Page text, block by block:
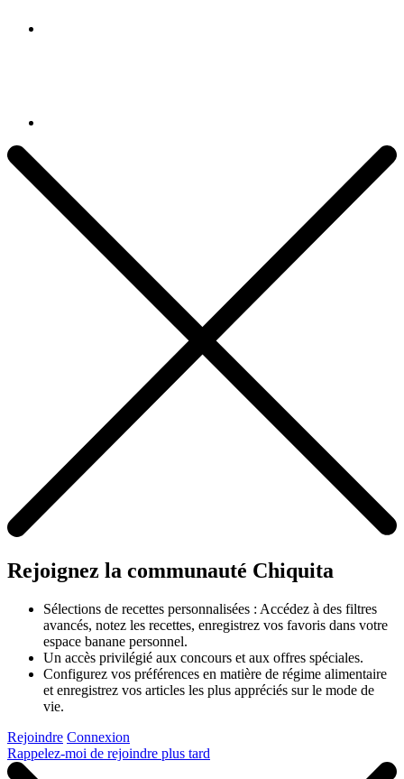
Rejoignez la communauté Chiquita
Sélections de recettes personnalisées : Accédez à des filtres
avancés, notez les recettes, enregistrez vos favoris dans votre
espace banane personnel.
Un accès privilégié aux concours et aux offres spéciales.
Configurez vos préférences en matière de régime alimentaire
et enregistrez vos articles les plus appréciés sur le mode de
vie.
Rejoindre Connexion
Rappelez-moi de rejoindre plus tard